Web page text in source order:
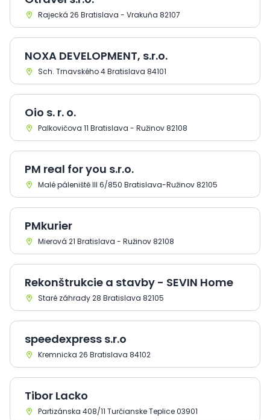
Rajecká 26 Bratislava - Vrakuňa 82107
NOXA DEVELOPMENT, s.r.o.
Sch. Trnavského 4 Bratislava 84101
Oio s. r. o.
Palkovičova 11 Bratislava - Ružinov 82108
PM real for you s.r.o.
Malé páleniště III 6/850 Bratislava-Ružinov 82105
PMkurier
Mierová 21 Bratislava - Ružinov 82108
Rekonštrukcie a stavby - SEVIN Home
Staré záhrady 28 Bratislava 82105
speedexpress s.r.o
Kremnicka 26 Bratislava 84102
Tibor Lacko
Partizánska 408/11 Turčianske Teplice 03901